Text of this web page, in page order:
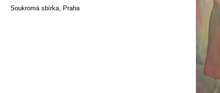
Soukromá sbírka, Praha